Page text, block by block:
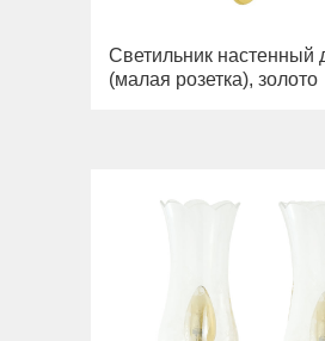
Светильник настенный
(малая розетка), золото